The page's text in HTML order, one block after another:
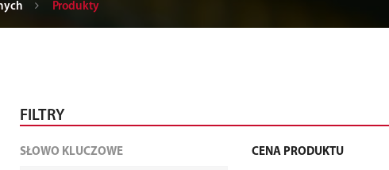
Produkty
FILTRY
SŁOWO KLUCZOWE CENA PRODUKTU